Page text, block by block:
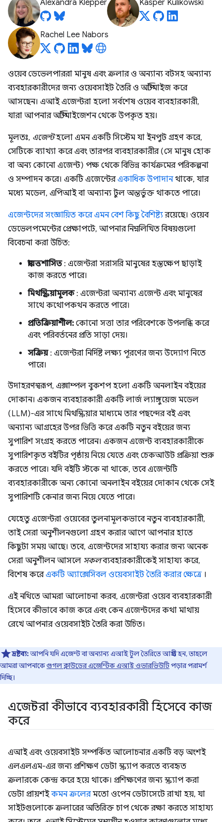
Alexandra Klepper Kasper Kulikowski
Rachel Lee Nabors
ওয়েব ডেভেলপাররা মানুষ এবং ক্রলার ও অন্যান্য বটসহ অন্যান্য
ব্যবহারকারীদের জন্য ওয়েবসাইট তৈরি ও অপ্টিমাইজ করে
আসছেন। এআই এজেন্টরা হলো সর্বশেষ ওয়েব ব্যবহারকারী,
যারা আপনার অপ্টিমাইজেশন থেকে উপকৃত হয়।
মূলতঃ, এজেন্টহলো এমন একটি সিস্টেম যা ইনপুট গ্রহণ করে,
সেটিকে ব্যাখ্যা করে এবং তারপর ব্যবহারকারীর (সে মানুষ হোক
বা অন্য কোনো এজেন্ট) পক্ষ থেকে বিভিন্ন কার্যক্রমের পরিকল্পনা
ও সম্পাদন করে। একটি এজেন্টেরএকাধিক উপাদানথাকে, যার
মধ্যে মডেল, এপিআই বা অন্যান্য টুল অন্তর্ভুক্ত থাকতে পারে।
এজেন্টদের সংজ্ঞায়িত করে এমন বেশ কিছু বৈশিষ্ট্যরয়েছে। ওয়েব
ডেভেলপমেন্টের প্রেক্ষাপটে, আপনার নিম্নলিখিত বিষয়গুলো
বিবেচনা করা উচিত:
স্বায়ত্তশাসিত: এজেন্টরা সরাসরি মানুষের হস্তক্ষেপ ছাড়াই
কাজ করতে পারে।
মিথস্ক্রিয়ামূলক: এজেন্টরা অন্যান্য এজেন্ট এবং মানুষের
সাথে কথোপকথন করতে পারে।
প্রতিক্রিয়াশীল: কোনো সত্তা তার পরিবেশকে উপলব্ধি করে
এবং পরিবর্তনের প্রতি সাড়া দেয়।
সক্রিয়: এজেন্টরা নির্দিষ্ট লক্ষ্য পূরণের জন্য উদ্যোগ নিতে
পারে।
উদাহরণস্বরূপ, এক্সাম্পল বুকশপ হলো একটি অনলাইন বইয়ের
দোকান। একজন ব্যবহারকারী একটি লার্জ ল্যাঙ্গুয়েজ মডেল
(LLM)-এর সাথে মিথস্ক্রিয়ার মাধ্যমে তার পছন্দের বই এবং
অন্যান্য আগ্রহের উপর ভিত্তি করে একটি নতুন বইয়ের জন্য
সুপারিশ সংগ্রহ করতে পারেন। একজন এজেন্ট ব্যবহারকারীকে
সুপারিশকৃত বইটির পৃষ্ঠায় নিয়ে যেতে এবং চেকআউট প্রক্রিয়া শুরু
করতে পারে। যদি বইটি স্টকে না থাকে, তবে এজেন্টটি
ব্যবহারকারীকে অন্য কোনো অনলাইন বইয়ের দোকান থেকে সেই
সুপারিশটি কেনার জন্য নিয়ে যেতে পারে।
যেহেতু এজেন্টরা ওয়েবের তুলনামূলকভাবে নতুন ব্যবহারকারী,
তাই সেরা অনুশীলনগুলো গ্রহণ করার আগে আপনার হাতে
কিছুটা সময় আছে। তবে, এজেন্টদের সাহায্য করার জন্য অনেক
সেরা অনুশীলন আসলে সকলব্যবহারকারীকেই সাহায্য করে,
বিশেষ করেএকটি অ্যাক্সেসিবল ওয়েবসাইট তৈরি করার ক্ষেত্রে ।
এই নথিতে আমরা আলোচনা করব, এজেন্টরা ওয়েব ব্যবহারকারী
হিসেবে কীভাবে কাজ করে এবং কেন এজেন্টদের কথা মাথায়
রেখে আপনার ওয়েবসাইট তৈরি করা উচিত।
দ্রষ্টব্য:আপনি যদি এজেন্ট বা অন্যান্য এআই টুল তৈরিতে আগ্রহী হন, তাহলে
আমরা আপনাকেগুগল ক্লাউডের এজেন্টিক এআই ওভারভিউটিপড়ার পরামর্শ
দিচ্ছি।
এজেন্টরা কীভাবে ব্যবহারকারী হিসেবে কাজ
করে
এআই এবং ওয়েবসাইট সম্পর্কিত আলোচনার একটি বড় অংশই
এলএলএম-এর জন্য প্রশিক্ষণ ডেটা স্ক্র্যাপ করতে ব্যবহৃত
ক্রলারকে কেন্দ্র করে হয়ে থাকে। প্রশিক্ষণের জন্য স্ক্র্যাপ করা
ডেটা প্রায়শইকমন ক্রলেরমতো ওপেন ডেটাসেটে রাখা হয়, যা
সাইটগুলোকে ক্রলারের অতিরিক্ত চাপ থেকে রক্ষা করতে সাহায্য